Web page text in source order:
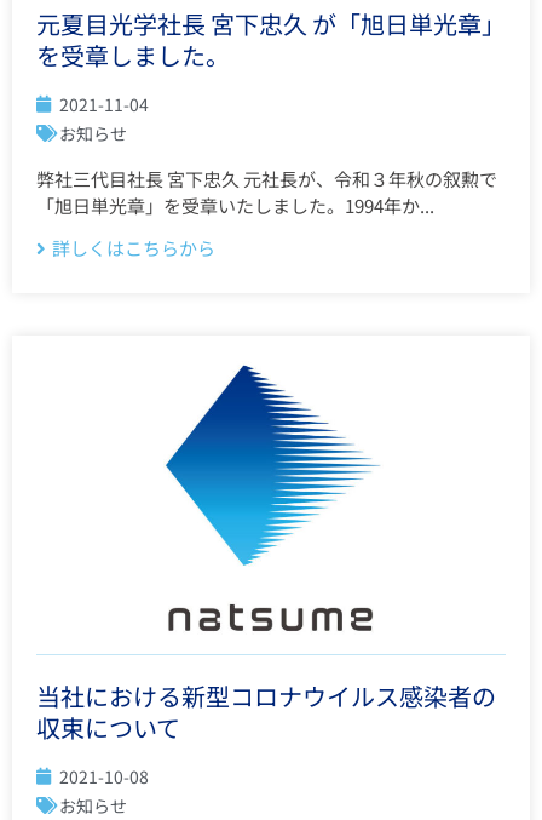
元夏目光学社長 宮下忠久 が「旭日単光章」
を受章しました。
2021-11-04
お知らせ
弊社三代目社長 宮下忠久 元社長が、令和３年秋の叙勲で
「旭日単光章」を受章いたしました。1994年か...
詳しくはこちらから
当社における新型コロナウイルス感染者の
収束について
2021-10-08
お知らせ